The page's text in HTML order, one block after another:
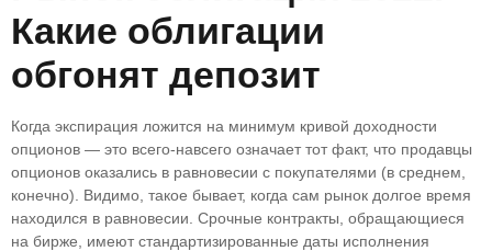
Какие облигации
обгонят депозит
Когда экспирация ложится на минимум кривой доходности
опционов — это всего-навсего означает тот факт, что продавцы
опционов оказались в равновесии с покупателями (в среднем,
конечно). Видимо, такое бывает, когда сам рынок долгое время
находился в равновесии. Срочные контракты, обращающиеся
на бирже, имеют стандартизированные даты исполнения